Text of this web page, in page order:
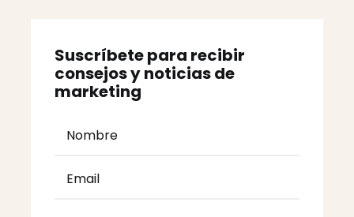
Suscríbete para recibir
consejos y noticias de
marketing